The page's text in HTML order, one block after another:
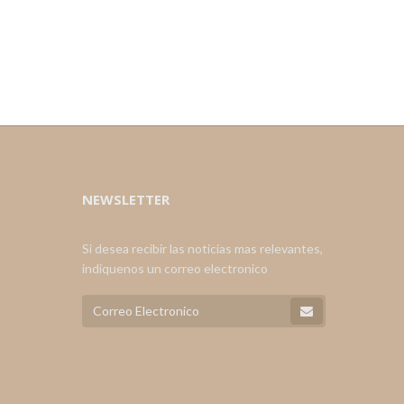
NEWSLETTER
Si desea recibir las noticias mas relevantes,
indiquenos un correo electronico